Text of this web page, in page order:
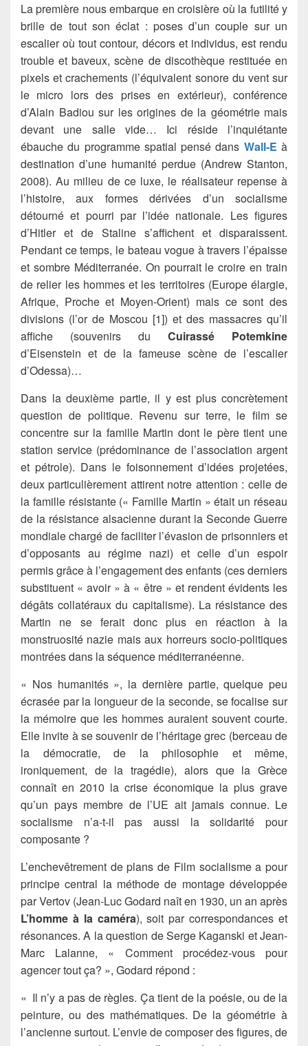
La première nous embarque en croisière où la futilité y
brille de tout son éclat : poses d’un couple sur un
escalier où tout contour, décors et individus, est rendu
trouble et baveux, scène de discothèque restituée en
pixels et crachements (l’équivalent sonore du vent sur
le micro lors des prises en extérieur), conférence
d’Alain Badiou sur les origines de la géométrie mais
devant une salle vide… Ici réside l’inquiétante
ébauche du programme spatial pensé dans Wall-E à
destination d’une humanité perdue (Andrew Stanton,
2008). Au milieu de ce luxe, le réalisateur repense à
l’histoire, aux formes dérivées d’un socialisme
détourné et pourri par l’idée nationale. Les figures
d’Hitler et de Staline s’affichent et disparaissent.
Pendant ce temps, le bateau vogue à travers l’épaisse
et sombre Méditerranée. On pourrait le croire en train
de relier les hommes et les territoires (Europe élargie,
Afrique, Proche et Moyen-Orient) mais ce sont des
divisions (l’or de Moscou [1]) et des massacres qu’il
affiche (souvenirs du Cuirassé Potemkine
d’Eisenstein et de la fameuse scène de l’escalier
d’Odessa)…
Dans la deuxième partie, il y est plus concrètement
question de politique. Revenu sur terre, le film se
concentre sur la famille Martin dont le père tient une
station service (prédominance de l’association argent
et pétrole). Dans le foisonnement d’idées projetées,
deux particulièrement attirent notre attention : celle de
la famille résistante (« Famille Martin » était un réseau
de la résistance alsacienne durant la Seconde Guerre
mondiale chargé de faciliter l’évasion de prisonniers et
d’opposants au régime nazi) et celle d’un espoir
permis grâce à l’engagement des enfants (ces derniers
substituent « avoir » à « être » et rendent évidents les
dégâts collatéraux du capitalisme). La résistance des
Martin ne se ferait donc plus en réaction à la
monstruosité nazie mais aux horreurs socio-politiques
montrées dans la séquence méditerranéenne.
« Nos humanités », la dernière partie, quelque peu
écrasée par la longueur de la seconde, se focalise sur
la mémoire que les hommes auraient souvent courte.
Elle invite à se souvenir de l’héritage grec (berceau de
la démocratie, de la philosophie et même,
ironiquement, de la tragédie), alors que la Grèce
connaît en 2010 la crise économique la plus grave
qu’un pays membre de l’UE ait jamais connue. Le
socialisme n’a-t-il pas aussi la solidarité pour
composante ?
L’enchevêtrement de plans de Film socialisme a pour
principe central la méthode de montage développée
par Vertov (Jean-Luc Godard naît en 1930, un an après
L’homme à la caméra), soit par correspondances et
résonances. A la question de Serge Kaganski et Jean-
Marc Lalanne, « Comment procédez-vous pour
agencer tout ça? », Godard répond :
« Il n’y a pas de règles. Ça tient de la poésie, ou de la
peinture, ou des mathématiques. De la géométrie à
l’ancienne surtout. L’envie de composer des figures, de